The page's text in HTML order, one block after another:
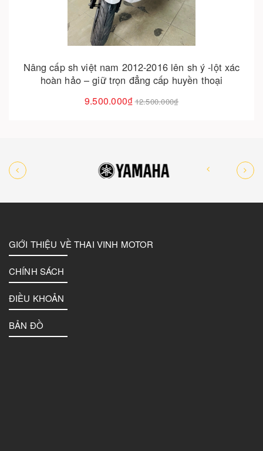
Nâng cấp sh việt nam 2012-2016 lên sh ý -lột xác
hoàn hảo – giữ trọn đẳng cấp huyền thoại
9.500.000₫12.500.000₫
GIỚI THIỆU VỀ THAI VINH MOTOR
CHÍNH SÁCH
ĐIỀU KHOẢN
BẢN ĐỒ